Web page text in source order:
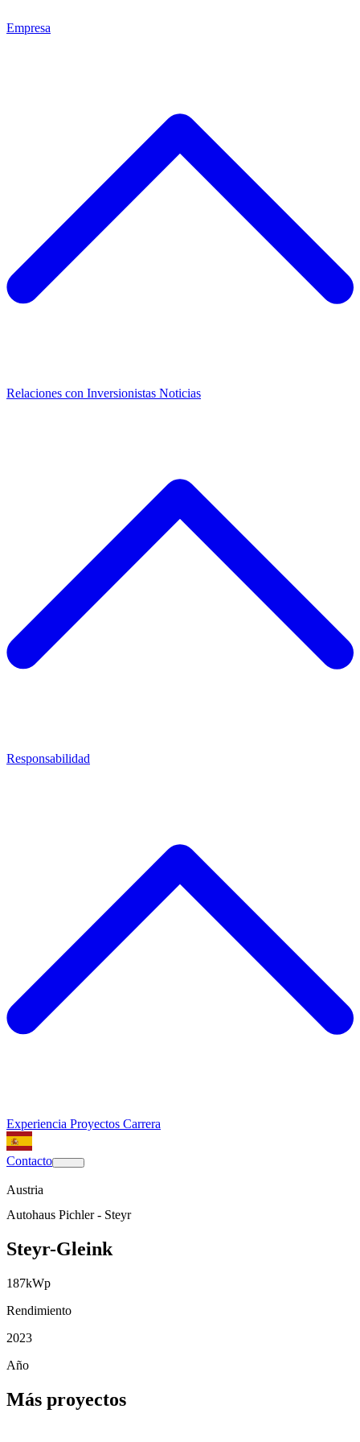
Empresa
Relaciones con Inversionistas Noticias
Responsabilidad
Experiencia Proyectos Carrera
Contacto
Austria
Autohaus Pichler - Steyr
Steyr-Gleink
187kWp
Rendimiento
2023
Año
Más proyectos